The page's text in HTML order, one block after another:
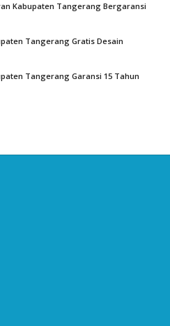
Kabupaten Tangerang Bergaransi
Tangerang Gratis Desain
Tangerang Garansi 15 Tahun